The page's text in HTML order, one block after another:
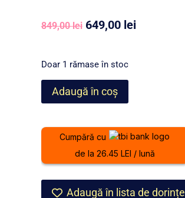
evaluare a
clientului
849,00lei Prețul
a
fost:
849,00 lei.
649,00 leiPrețul
Doar 1 rămase în stoc
Cantitate
Poșetă
crem
piele
Adaugă în coș
Cumpără cu
de la 26.45 LEI / lună
Adaugă în lista de dorințe